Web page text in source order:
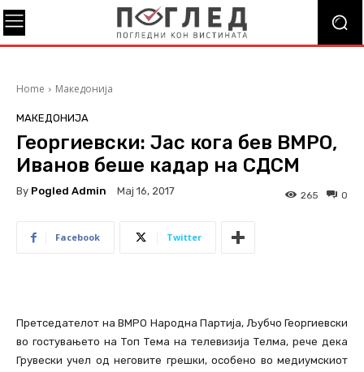
Home Македонија
МАКЕДОНИЈА
Георгиевски: Јас кога бев ВМРО,
Иванов беше кадар на СДСМ
By Pogled Admin Мај 16, 2017 0
265
Facebook Twitter
Претседателот на ВМРО Народна Партија, Љубчо Георгиевски
во гостувањето на Топ Тема на телевизија Телма, рече дека
Грувески учел од неговите грешки, особено во медиумскиот